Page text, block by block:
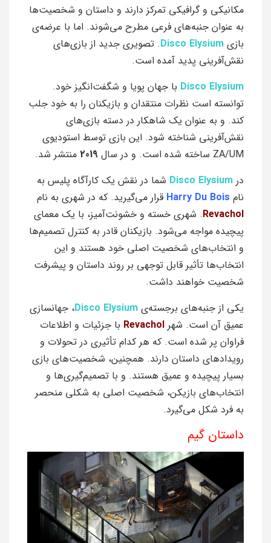
مکانیکی و گرافیکی تمرکز دارند و داستان و شخصیت‌ها
به عنوان جنبه‌های فرعی مطرح می‌شوند. اما با عرضه‌ی
بازی Disco Elysium. تصویری جدید از بازی‌های
نقش‌آفرینی پدید آمده است.
Disco Elysium با جهان پویا و شگفت‌انگیز خود.
توانسته است نظرات منتقدان و بازیکنان را به خود جلب
کند. و به عنوان یک شاهکار در دسته بازی‌های
نقش‌آفرینی شناخته شود. این بازی توسط استودیوی
ZA/UM ساخته شده است. و در سال
2019 منتشر شد.
در Disco Elysium شما در نقش یک کارآگاه پلیس به
نام Harry Du Bois قرار می‌گیرید. که در شهری به نام
Revachol. شهری خسته و خشونت‌آمیز، با یک معمای
پیچیده مواجه می‌شود. بازیکنان قادر به کنترل تصمیم‌ها
و انتخاب‌های شخصیت اصلی خود هستند و این
انتخاب‌ها تأثیر قابل توجهی بر روند داستان و پیشرفت
شخصیت خواهند داشت.
یکی از جنبه‌های برجسته‌ی Disco Elysium، جهانسازی
عمیق آن است. شهر Revachol با جزئیات و اطلاعات
فراوان پر شده است. که هر کدام تأثیری در تحولات و
رویدادهای داستان دارند. همچنین، شخصیت‌های بازی
بسیار پیچیده و عمیق هستند. و با تصمیم‌گیری‌ها و
انتخاب‌های بازیکن، شخصیت اصلی به شکلی منحصر
به فرد شکل می‌گیرد.
داستان گیم